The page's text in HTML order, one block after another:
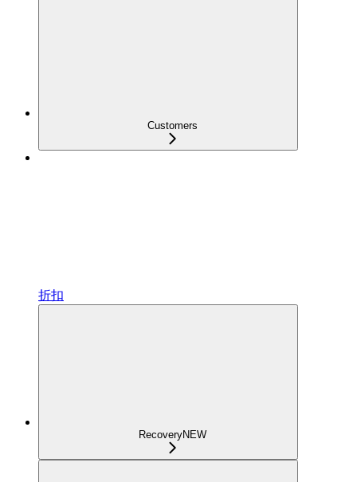
Customers
折扣
RecoveryNEW